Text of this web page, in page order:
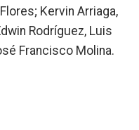
Kervin Arriaga,
Rodríguez, Luis
Francisco Molina.